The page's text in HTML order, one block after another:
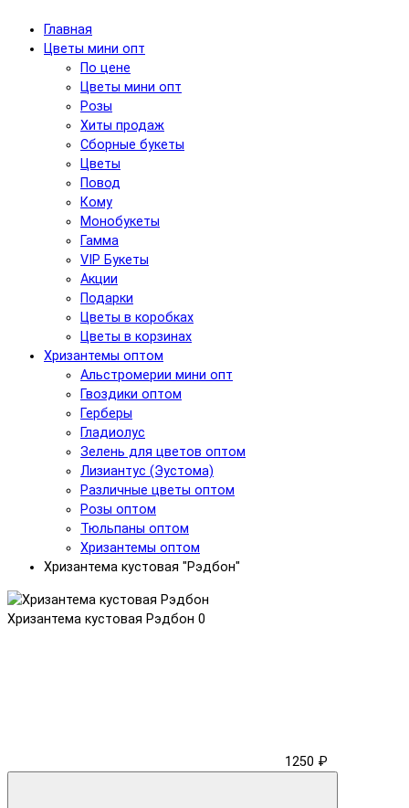
Главная
Цветы мини опт
По цене
Цветы мини опт
Розы
Хиты продаж
Сборные букеты
Цветы
Повод
Кому
Монобукеты
Гамма
VIP Букеты
Акции
Подарки
Цветы в коробках
Цветы в корзинах
Хризантемы оптом
Альстромерии мини опт
Гвоздики оптом
Герберы
Гладиолус
Зелень для цветов оптом
Лизиантус (Эустома)
Различные цветы оптом
Розы оптом
Тюльпаны оптом
Хризантемы оптом
Хризантема кустовая "Рэдбон"
Хризантема кустовая Рэдбон 0
1250 ₽